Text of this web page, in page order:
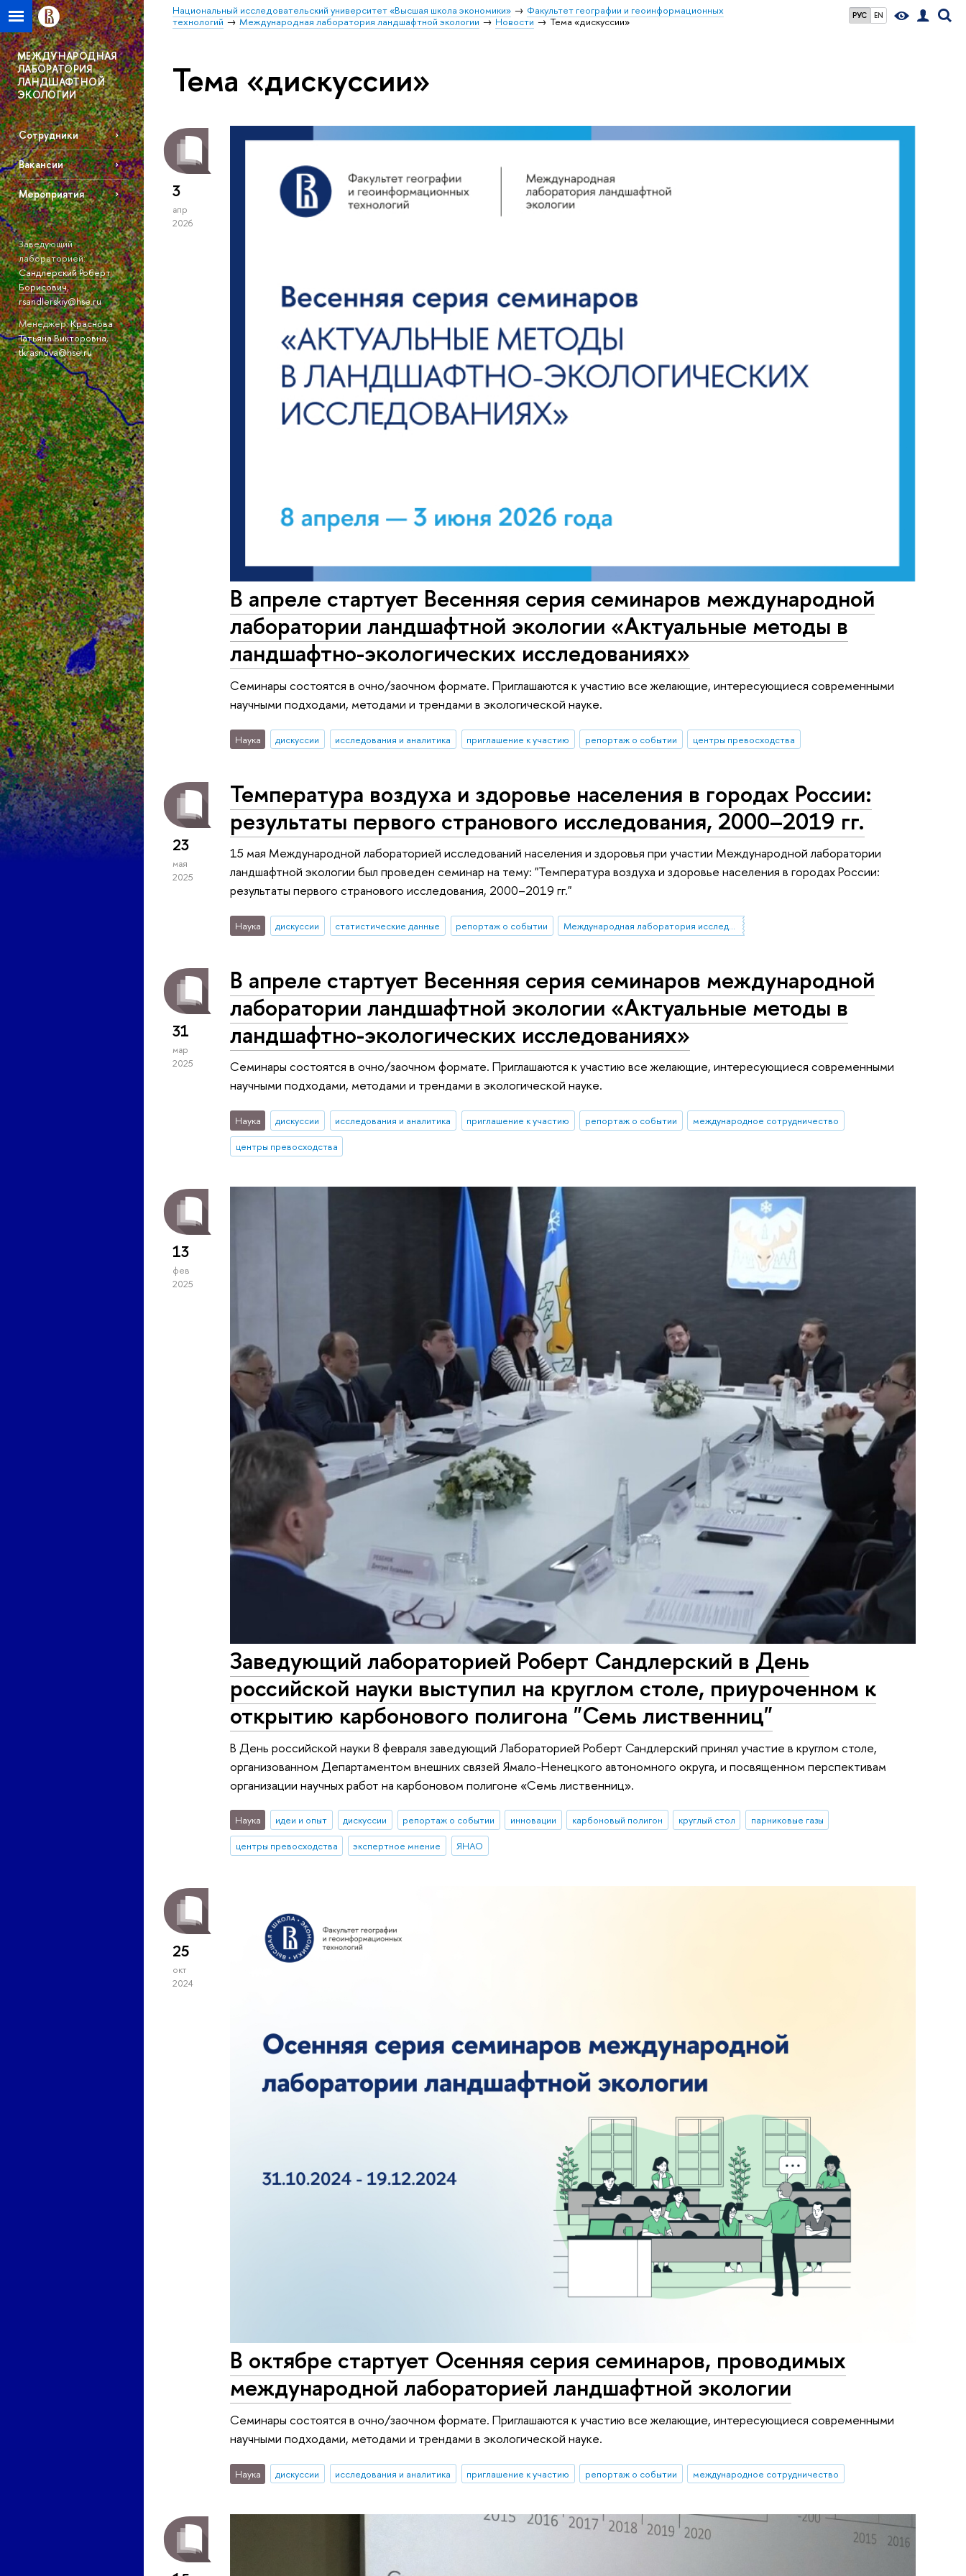
РУС EN
Национальный исследовательский университет «Высшая школа экономики»
Факультет географии и геоинформационных
технологий
Международная лаборатория ландшафтной экологии Новости Тема «дискуссии»
МЕЖДУНАРОДНАЯ
ЛАБОРАТОРИЯ
ЛАНДШАФТНОЙ
ЭКОЛОГИИ
Сотрудники
Вакансии
Мероприятия
Заведующий
лабораторией:
Сандлерский Роберт
Борисович,
rsandlerskiy@hse.ru
Менеджер:Краснова
Татьяна Викторовна,
tkrasnova@hse.ru
Тема «дискуссии»
3
апр
2026
В апреле стартует Весенняя серия семинаров международной
лаборатории ландшафтной экологии «Актуальные методы в
ландшафтно-экологических исследованиях»
Семинары состоятся в очно/заочном формате. Приглашаются к участию все желающие, интересующиеся современными
научными подходами, методами и трендами в экологической науке.
Наука дискуссии исследования и аналитика приглашение к участию репортаж о событии центры превосходства
23
мая
2025
Температура воздуха и здоровье населения в городах России:
результаты первого странового исследования, 2000–2019 гг.
15 мая Международной лабораторией исследований населения и здоровья при участии Международной лаборатории
ландшафтной экологии был проведен семинар на тему: "Температура воздуха и здоровье населения в городах России:
результаты первого странового исследования, 2000–2019 гг."
Наука дискуссии статистические данные репортаж о событии Международная лаборатория исследований населения и здоровья
31
мар
2025
В апреле стартует Весенняя серия семинаров международной
лаборатории ландшафтной экологии «Актуальные методы в
ландшафтно-экологических исследованиях»
Семинары состоятся в очно/заочном формате. Приглашаются к участию все желающие, интересующиеся современными
научными подходами, методами и трендами в экологической науке.
Наука дискуссии исследования и аналитика приглашение к участию репортаж о событии
международное сотрудничество
центры превосходства
13
фев
2025
Заведующий лабораторией Роберт Сандлерский в День
российской науки выступил на круглом столе, приуроченном к
открытию карбонового полигона "Семь лиственниц"
В День российской науки 8 февраля заведующий Лабораторией Роберт Сандлерский принял участие в круглом столе,
организованном Департаментом внешних связей Ямало-Ненецкого автономного округа, и посвященном перспективам
организации научных работ на карбоновом полигоне «Семь лиственниц».
Наука идеи и опыт дискуссии репортаж о событии инновации карбоновый полигон круглый стол
парниковые газы
центры превосходства
экспертное мнение ЯНАО
25
окт
2024
В октябре стартует Осенняя серия семинаров, проводимых
международной лабораторией ландшафтной экологии
Семинары состоятся в очно/заочном формате. Приглашаются к участию все желающие, интересующиеся современными
научными подходами, методами и трендами в экологической науке.
Наука дискуссии исследования и аналитика приглашение к участию репортаж о событии международное сотрудничество